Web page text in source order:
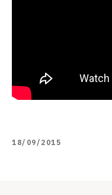
18/09/2015